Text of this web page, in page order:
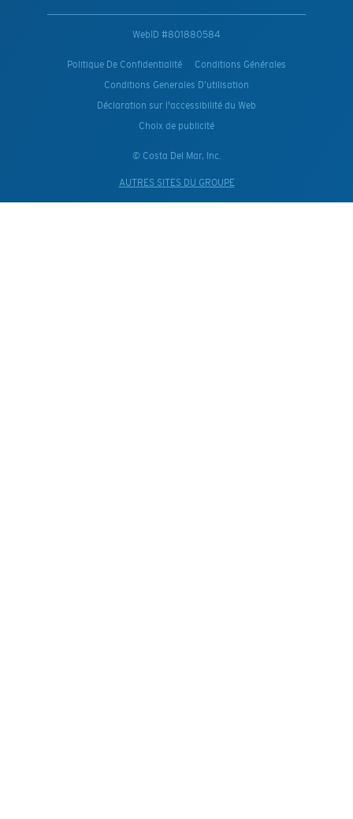
WebID #801880584
Politique De Confidentialité
Conditions Générales
Conditions Generales D’utilisation
Déclaration sur l'accessibilité du Web
Choix de publicité
© Costa Del Mar, Inc.
AUTRES SITES DU GROUPE